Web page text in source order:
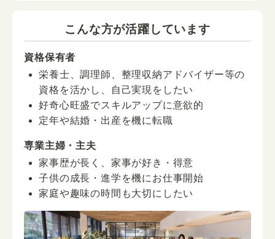
こんな方が活躍しています
資格保有者
栄養士、調理師、整理収納アドバイザー等の
資格を活かし、自己実現をしたい
好奇心旺盛でスキルアップに意欲的
定年や結婚・出産を機に転職
専業主婦・主夫
家事歴が長く、家事が好き・得意
子供の成長・進学を機にお仕事開始
家庭や趣味の時間も大切にしたい